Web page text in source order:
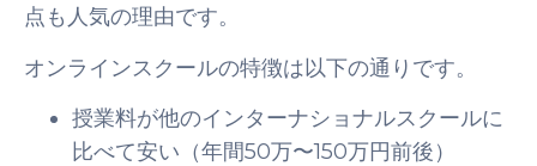
点も人気の理由です。
オンラインスクールの特徴は以下の通りです。
授業料が他のインターナショナルスクールに
比べて安い（年間50万〜150万円前後）